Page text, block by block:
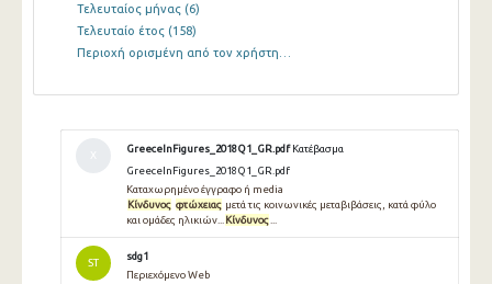
Τελευταίος μήνας (6)
Τελευταίο έτος (158)
Περιοχή ορισμένη από τον χρήστη…
GreeceInFigures_2018Q1_GR.pdf Κατέβασμα
GreeceInFigures_2018Q1_GR.pdf
Καταχωρημένο έγγραφο ή media
Κίνδυνος φτώχειας μετά τις κοινωνικές μεταβιβάσεις, κατά φύλο
και ομάδες ηλικιών... Κίνδυνος...
ST
sdg1
Περιεχόμενο Web